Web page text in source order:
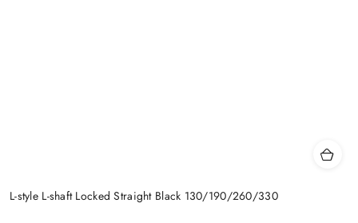
L-style L-shaft Locked Straight Black 130/190/260/330